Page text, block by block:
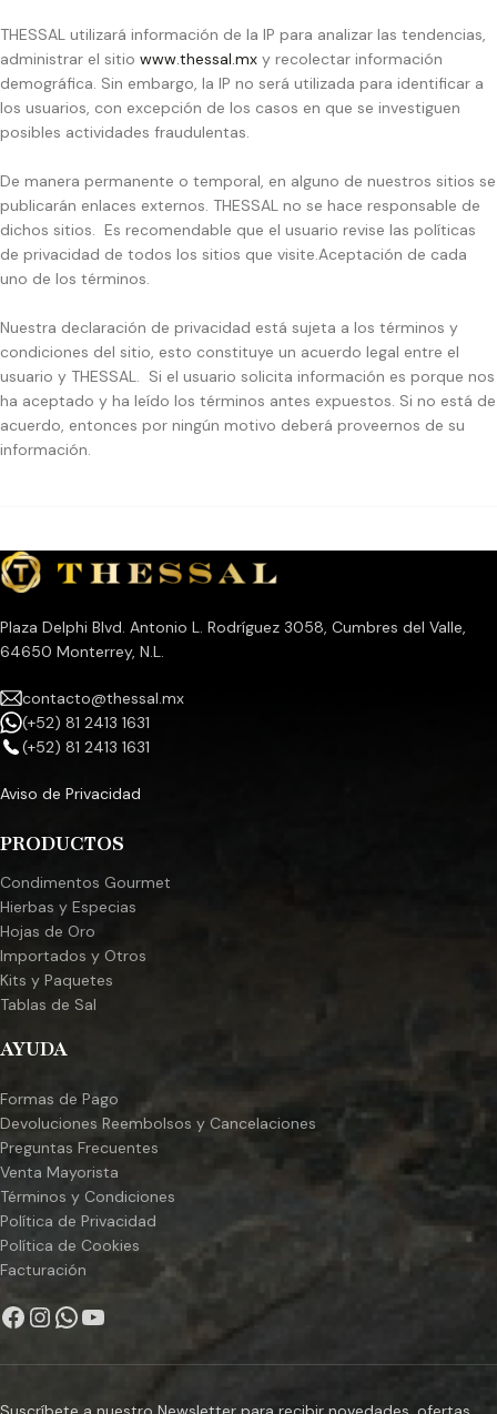
THESSAL utilizará información de la IP para analizar las tendencias,
administrar el sitio www.thessal.mx y recolectar información
demográfica. Sin embargo, la IP no será utilizada para identificar a
los usuarios, con excepción de los casos en que se investiguen
posibles actividades fraudulentas.
De manera permanente o temporal, en alguno de nuestros sitios se
publicarán enlaces externos. THESSAL no se hace responsable de
dichos sitios. Es recomendable que el usuario revise las políticas
de privacidad de todos los sitios que visite.Aceptación de cada
uno de los términos.
Nuestra declaración de privacidad está sujeta a los términos y
condiciones del sitio, esto constituye un acuerdo legal entre el
usuario y THESSAL. Si el usuario solicita información es porque nos
ha aceptado y ha leído los términos antes expuestos. Si no está de
acuerdo, entonces por ningún motivo deberá proveernos de su
información.
Plaza Delphi Blvd. Antonio L. Rodríguez 3058, Cumbres del Valle,
64650 Monterrey, N.L.
contacto@thessal.mx
(+52) 81 2413 1631
(+52) 81 2413 1631
Aviso de Privacidad
PRODUCTOS
Condimentos Gourmet
Hierbas y Especias
Hojas de Oro
Importados y Otros
Kits y Paquetes
Tablas de Sal
AYUDA
Formas de Pago
Devoluciones Reembolsos y Cancelaciones
Preguntas Frecuentes
Venta Mayorista
Términos y Condiciones
Política de Privacidad
Política de Cookies
Facturación